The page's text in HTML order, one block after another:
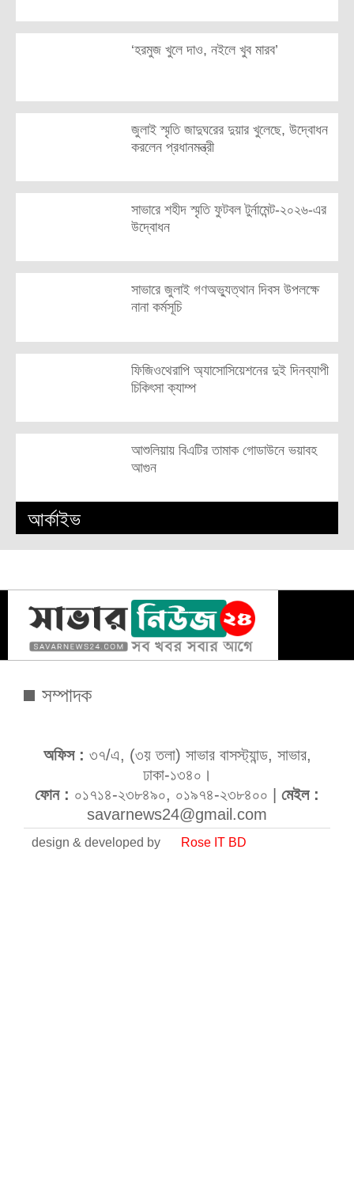
‘হরমুজ খুলে দাও, নইলে খুব মারব’
জুলাই স্মৃতি জাদুঘরের দুয়ার খুলেছে, উদ্বোধন
করলেন প্রধানমন্ত্রী
সাভারে শহীদ স্মৃতি ফুটবল টুর্নামেন্ট-২০২৬-এর
উদ্বোধন
সাভারে জুলাই গণঅভ্যুত্থান দিবস উপলক্ষে
নানা কর্মসূচি
ফিজিওথেরাপি অ্যাসোসিয়েশনের দুই দিনব্যাপী
চিকিৎসা ক্যাম্প
আশুলিয়ায় বিএটির তামাক গোডাউনে ভয়াবহ
আগুন
আর্কাইভ
সম্পাদক
অফিস : ৩৭/এ, (৩য় তলা) সাভার বাসস্ট্যান্ড, সাভার,
ঢাকা-১৩৪০।
ফোন : ০১৭১৪-২৩৮৪৯০, ০১৯৭৪-২৩৮৪০০ | মেইল :
savarnews24@gmail.com
design & developed by Rose IT BD